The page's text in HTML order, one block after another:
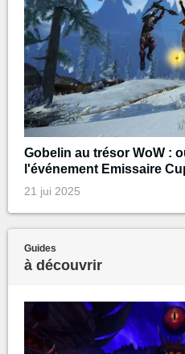
Gobelin au trésor WoW :
l'événement Emissaire
21 jui 2025
Guides
à découvrir